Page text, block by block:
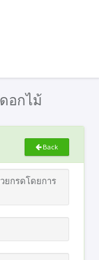
อกไม้
Back
ยกรดโดยการ